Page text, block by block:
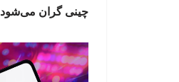
چینی گران می‌شود